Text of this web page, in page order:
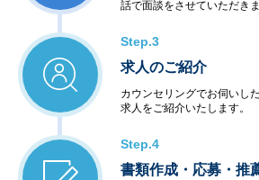
話で面談をさせていただきま
Step.3
求人のご紹介
カウンセリングでお伺いし
求人をご紹介いたします。
Step.4
書類作成・応募・推